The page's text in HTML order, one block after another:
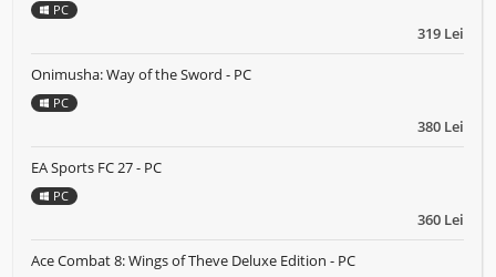
319 Lei
PC
380 Lei
Onimusha: Way of the Sword - PC
PC
360 Lei
EA Sports FC 27 - PC
PC
Ace Combat 8: Wings of Theve Deluxe Edition - PC